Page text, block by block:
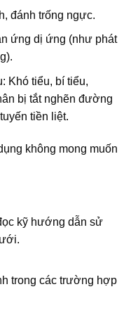
đánh trống ngực.
ứng dị ứng (như phát
Khó tiểu, bí tiểu,
bị tắt nghẽn đường
tiền liệt.
không mong muốn
kỹ hướng dẫn sử
trong các trường hợp